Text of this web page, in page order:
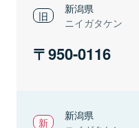
新潟県
ニイガタケン
950-0116
新潟県